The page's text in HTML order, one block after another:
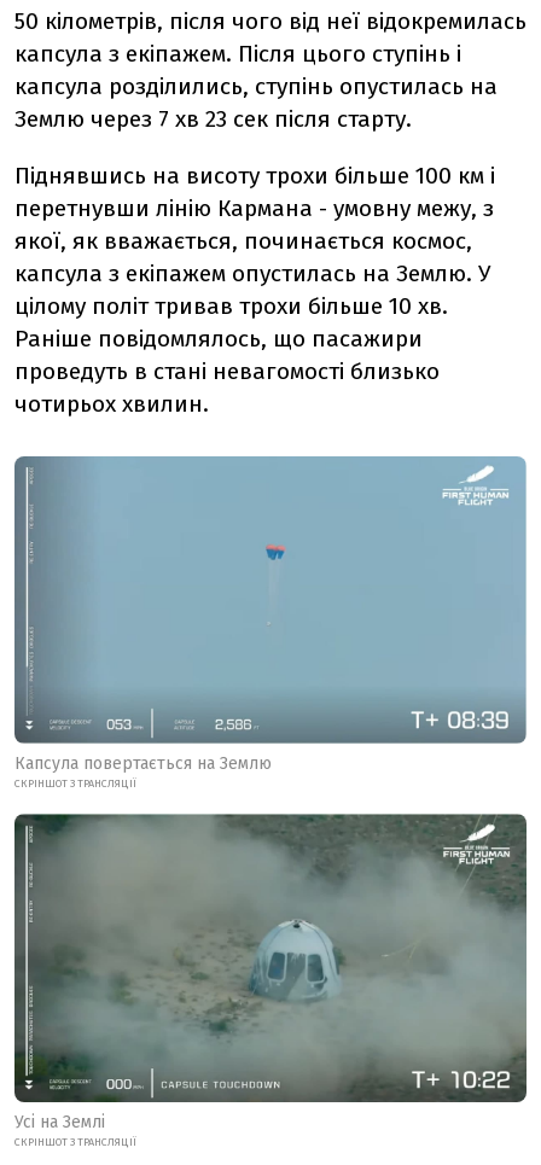
50 кілометрів, після чого від неї відокремилась
капсула з екіпажем. Після цього ступінь і
капсула розділились, ступінь опустилась на
Землю через 7 хв 23 сек після старту.
Піднявшись на висоту трохи більше 100 км і
перетнувши лінію Кармана - умовну межу, з
якої, як вважається, починається космос,
капсула з екіпажем опустилась на Землю. У
цілому політ тривав трохи більше 10 хв.
Раніше повідомлялось, що пасажири
проведуть в стані невагомості близько
чотирьох хвилин.
Капсула повертається на Землю
СКРІНШОТ З ТРАНСЛЯЦІЇ
Усі на Землі
СКРІНШОТ З ТРАНСЛЯЦІЇ